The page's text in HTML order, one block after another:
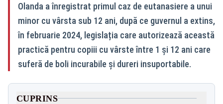
Olanda a înregistrat primul caz de eutanasiere a unui
minor cu vârsta sub 12 ani, după ce guvernul a extins,
în februarie 2024, legislația care autorizează această
practică pentru copiii cu vârste între 1 și 12 ani care
suferă de boli incurabile și dureri insuportabile.
CUPRINS